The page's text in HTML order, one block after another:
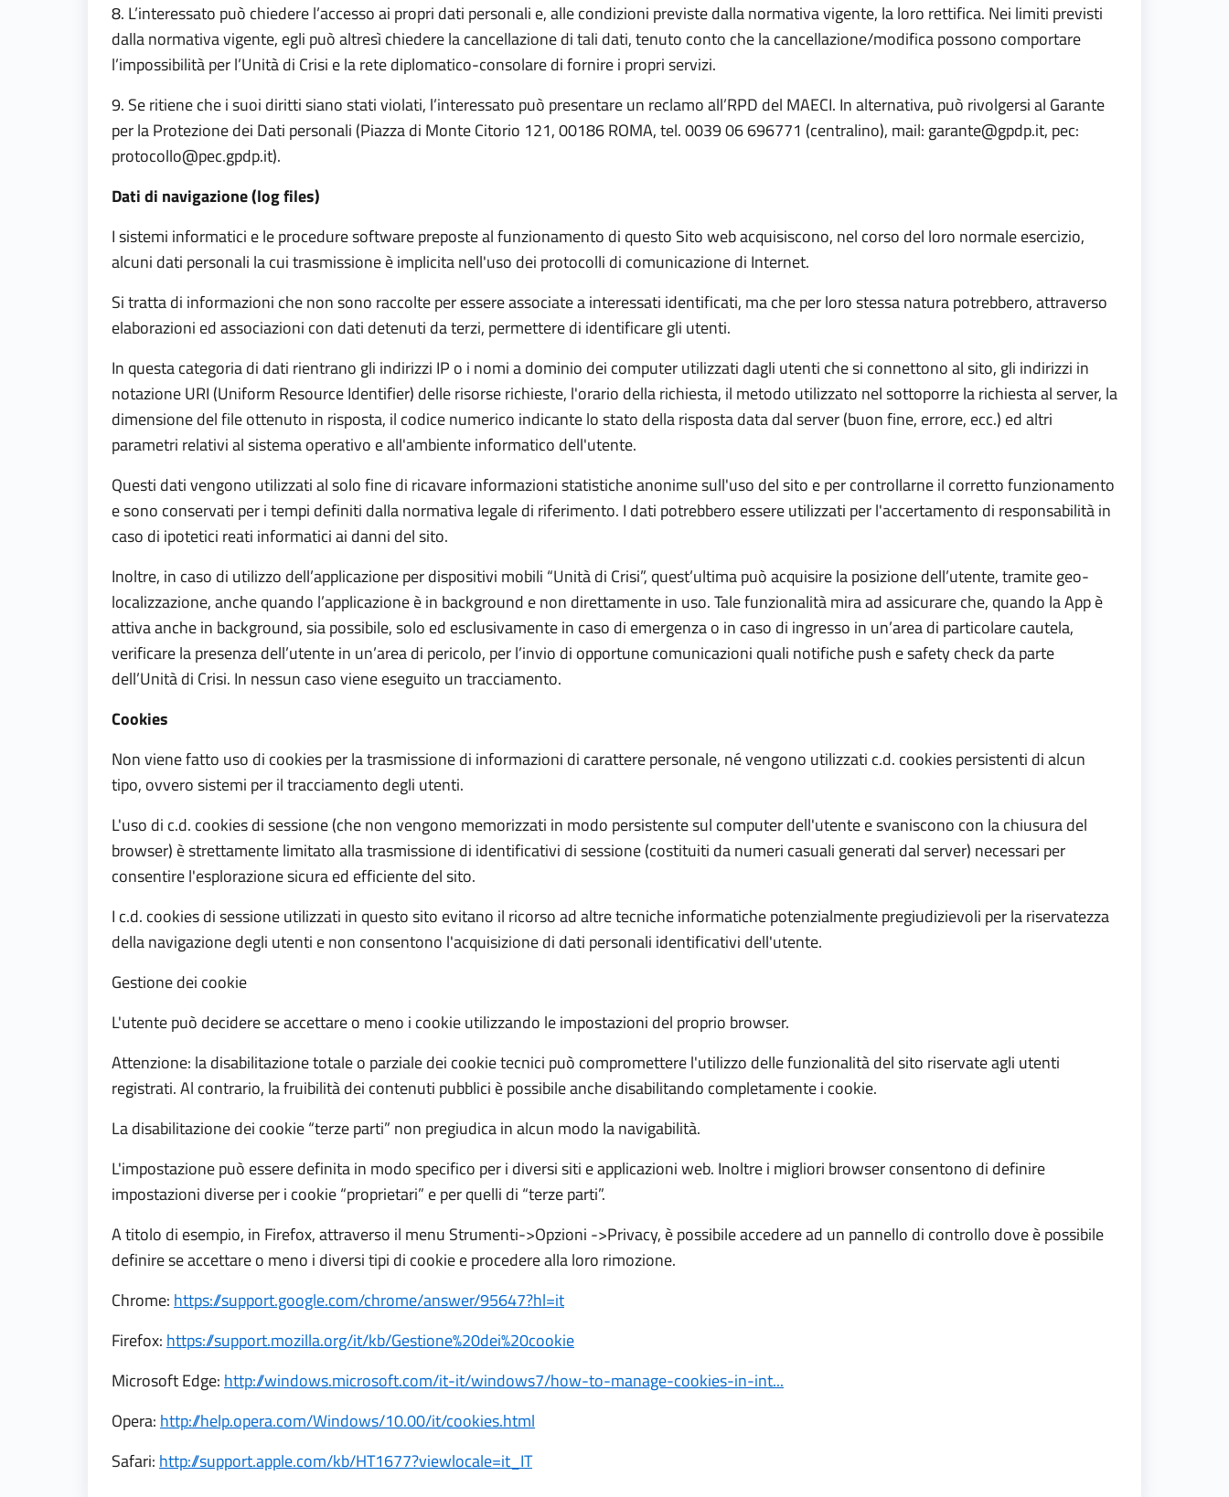
8. L’interessato può chiedere l’accesso ai propri dati personali e, alle condizioni previste dalla normativa vigente, la loro rettifica. Nei limiti previsti
dalla normativa vigente, egli può altresì chiedere la cancellazione di tali dati, tenuto conto che la cancellazione/modifica possono comportare
l’impossibilità per l’Unità di Crisi e la rete diplomatico-consolare di fornire i propri servizi.
9. Se ritiene che i suoi diritti siano stati violati, l’interessato può presentare un reclamo all’RPD del MAECI. In alternativa, può rivolgersi al Garante
per la Protezione dei Dati personali (Piazza di Monte Citorio 121, 00186 ROMA, tel. 0039 06 696771 (centralino), mail: garante@gpdp.it, pec:
protocollo@pec.gpdp.it).
Dati di navigazione (log files)
I sistemi informatici e le procedure software preposte al funzionamento di questo Sito web acquisiscono, nel corso del loro normale esercizio,
alcuni dati personali la cui trasmissione è implicita nell'uso dei protocolli di comunicazione di Internet.
Si tratta di informazioni che non sono raccolte per essere associate a interessati identificati, ma che per loro stessa natura potrebbero, attraverso
elaborazioni ed associazioni con dati detenuti da terzi, permettere di identificare gli utenti.
In questa categoria di dati rientrano gli indirizzi IP o i nomi a dominio dei computer utilizzati dagli utenti che si connettono al sito, gli indirizzi in
notazione URI (Uniform Resource Identifier) delle risorse richieste, l'orario della richiesta, il metodo utilizzato nel sottoporre la richiesta al server, la
dimensione del file ottenuto in risposta, il codice numerico indicante lo stato della risposta data dal server (buon fine, errore, ecc.) ed altri
parametri relativi al sistema operativo e all'ambiente informatico dell'utente.
Questi dati vengono utilizzati al solo fine di ricavare informazioni statistiche anonime sull'uso del sito e per controllarne il corretto funzionamento
e sono conservati per i tempi definiti dalla normativa legale di riferimento. I dati potrebbero essere utilizzati per l'accertamento di responsabilità in
caso di ipotetici reati informatici ai danni del sito.
Inoltre, in caso di utilizzo dell’applicazione per dispositivi mobili “Unità di Crisi”, quest’ultima può acquisire la posizione dell’utente, tramite geo-
localizzazione, anche quando l’applicazione è in background e non direttamente in uso. Tale funzionalità mira ad assicurare che, quando la App è
attiva anche in background, sia possibile, solo ed esclusivamente in caso di emergenza o in caso di ingresso in un’area di particolare cautela,
verificare la presenza dell’utente in un’area di pericolo, per l’invio di opportune comunicazioni quali notifiche push e safety check da parte
dell’Unità di Crisi. In nessun caso viene eseguito un tracciamento.
Cookies
Non viene fatto uso di cookies per la trasmissione di informazioni di carattere personale, né vengono utilizzati c.d. cookies persistenti di alcun
tipo, ovvero sistemi per il tracciamento degli utenti.
L'uso di c.d. cookies di sessione (che non vengono memorizzati in modo persistente sul computer dell'utente e svaniscono con la chiusura del
browser) è strettamente limitato alla trasmissione di identificativi di sessione (costituiti da numeri casuali generati dal server) necessari per
consentire l'esplorazione sicura ed efficiente del sito.
I c.d. cookies di sessione utilizzati in questo sito evitano il ricorso ad altre tecniche informatiche potenzialmente pregiudizievoli per la riservatezza
della navigazione degli utenti e non consentono l'acquisizione di dati personali identificativi dell'utente.
Gestione dei cookie
L'utente può decidere se accettare o meno i cookie utilizzando le impostazioni del proprio browser.
Attenzione: la disabilitazione totale o parziale dei cookie tecnici può compromettere l'utilizzo delle funzionalità del sito riservate agli utenti
registrati. Al contrario, la fruibilità dei contenuti pubblici è possibile anche disabilitando completamente i cookie.
La disabilitazione dei cookie “terze parti” non pregiudica in alcun modo la navigabilità.
L'impostazione può essere definita in modo specifico per i diversi siti e applicazioni web. Inoltre i migliori browser consentono di definire
impostazioni diverse per i cookie “proprietari” e per quelli di “terze parti”.
A titolo di esempio, in Firefox, attraverso il menu Strumenti->Opzioni ->Privacy, è possibile accedere ad un pannello di controllo dove è possibile
definire se accettare o meno i diversi tipi di cookie e procedere alla loro rimozione.
Chrome: https://support.google.com/chrome/answer/95647?hl=it
Firefox: https://support.mozilla.org/it/kb/Gestione%20dei%20cookie
Microsoft Edge: http://windows.microsoft.com/it-it/windows7/how-to-manage-cookies-in-int...
Opera: http://help.opera.com/Windows/10.00/it/cookies.html
Safari: http://support.apple.com/kb/HT1677?viewlocale=it_IT